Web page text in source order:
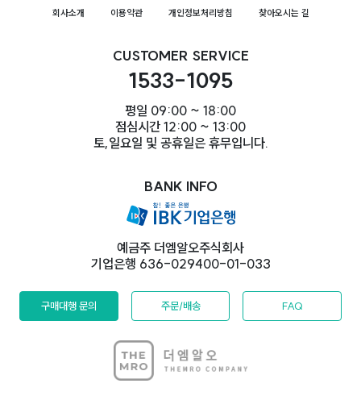
회사소개 이용약관 개인정보처리방침 찾아오시는 길
CUSTOMER SERVICE
1533-1095
평일 09:00 ~ 18:00
점심시간 12:00 ~ 13:00
토,일요일 및 공휴일은 휴무입니다.
BANK INFO
예금주 더엠알오주식회사
기업은행 636-029400-01-033
구매대행 문의 주문/배송 FAQ